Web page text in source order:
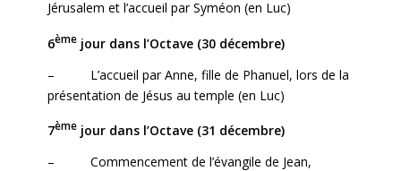
Jérusalem et l’accueil par Syméon (en Luc)
6èmejour dans l’Octave (30 décembre)
– L’accueil par Anne, fille de Phanuel, lors de la
présentation de Jésus au temple (en Luc)
7èmejour dans l’Octave (31 décembre)
– Commencement de l’évangile de Jean,